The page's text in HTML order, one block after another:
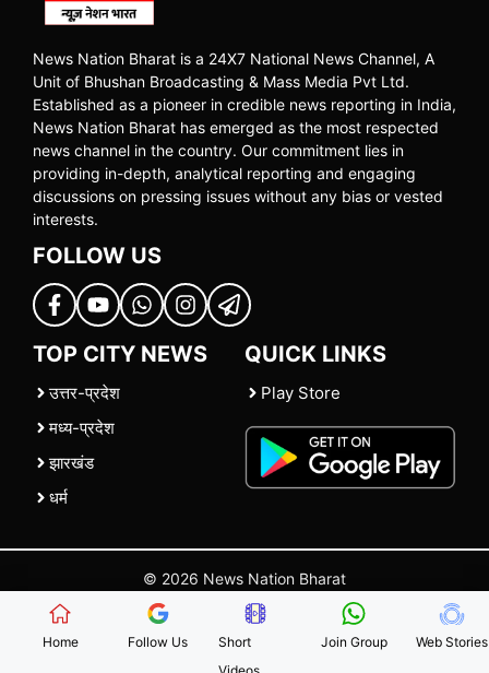
News Nation Bharat is a 24X7 National News Channel, A
Unit of Bhushan Broadcasting & Mass Media Pvt Ltd.
Established as a pioneer in credible news reporting in India,
News Nation Bharat has emerged as the most respected
news channel in the country. Our commitment lies in
providing in-depth, analytical reporting and engaging
discussions on pressing issues without any bias or vested
interests.
FOLLOW US
TOP CITY NEWS
उत्तर-प्रदेश
मध्य-प्रदेश
झारखंड
धर्म
QUICK LINKS
Play Store
© 2026 News Nation Bharat
| |Contact Us |Policies Terms and Conditions
Home Follow Us
Short
Join Group Web Stories